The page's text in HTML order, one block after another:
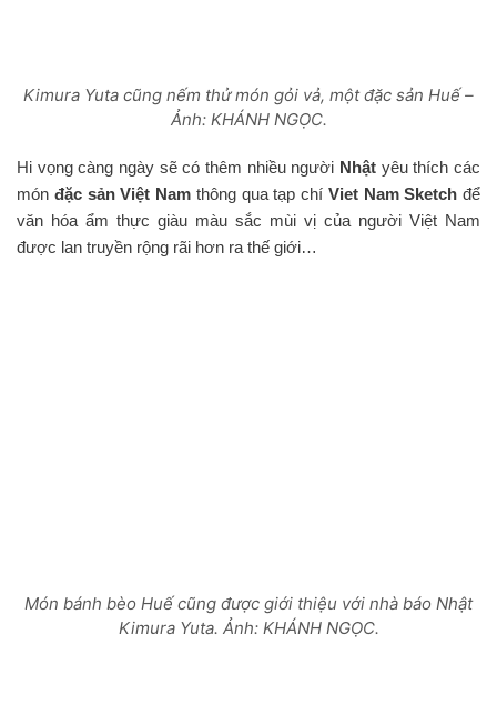
Kimura Yuta cũng nếm thử món gỏi vả, một đặc sản Huế –
Ảnh: KHÁNH NGỌC.
Hi vọng càng ngày sẽ có thêm nhiều người Nhật yêu thích các
món đặc sản Việt Nam thông qua tạp chí Viet Nam Sketch để
văn hóa ẩm thực giàu màu sắc mùi vị của người Việt Nam
được lan truyền rộng rãi hơn ra thế giới…
Món bánh bèo Huế cũng được giới thiệu với nhà báo Nhật
Kimura Yuta. Ảnh: KHÁNH NGỌC.